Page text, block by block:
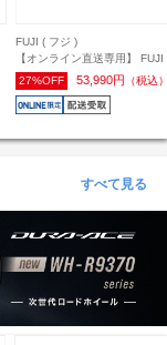
KHODAABLOOM ( コーダー
ーム )
KHODAABLOOM ( コーダー
ーム ) クロスバイク RAIL
( レイル アクティブ ) ミステ
後 )
74,250円（税込）
すべて見る